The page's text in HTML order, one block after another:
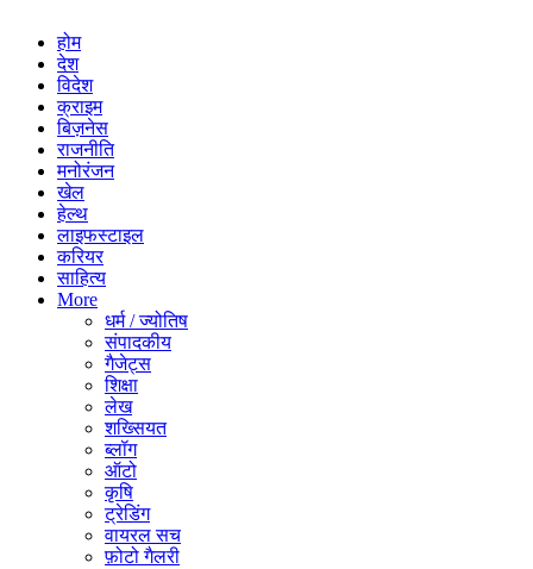
होम
देश
विदेश
क्राइम
बिज़नेस
राजनीति
मनोरंजन
खेल
हेल्थ
लाइफस्टाइल
करियर
साहित्य
More
धर्म / ज्योतिष
संपादकीय
गैजेट्स
शिक्षा
लेख
शख्सियत
ब्लॉग
ऑटो
कृषि
ट्रेडिंग
वायरल सच
फ़ोटो गैलरी